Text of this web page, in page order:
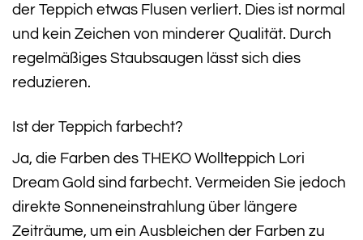
der Teppich etwas Flusen verliert. Dies ist normal
und kein Zeichen von minderer Qualität. Durch
regelmäßiges Staubsaugen lässt sich dies
reduzieren.
Ist der Teppich farbecht?
Ja, die Farben des THEKO Wollteppich Lori
Dream Gold sind farbecht. Vermeiden Sie jedoch
direkte Sonneneinstrahlung über längere
Zeiträume, um ein Ausbleichen der Farben zu